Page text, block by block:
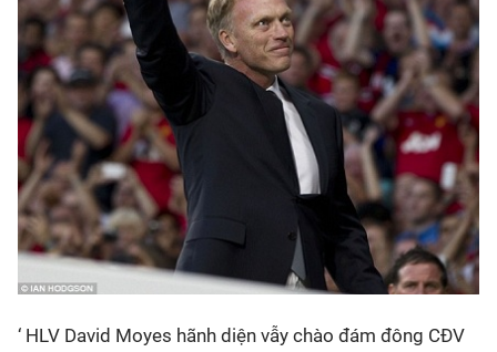
‘ HLV David Moyes hãnh diện vẫy chào đám đông CĐV